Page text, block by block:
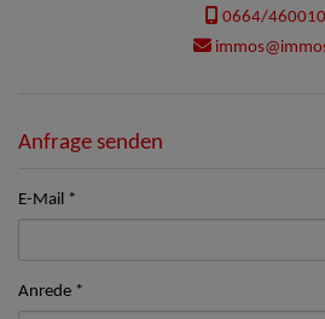
0664/
Anfrage senden
E-Mail
Anrede